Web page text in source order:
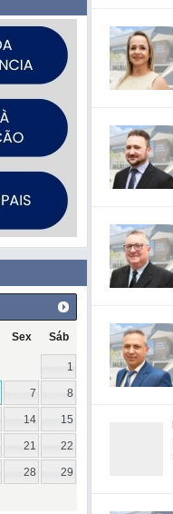
Sex Sáb
1
7 8
14 15
21 22
28 29